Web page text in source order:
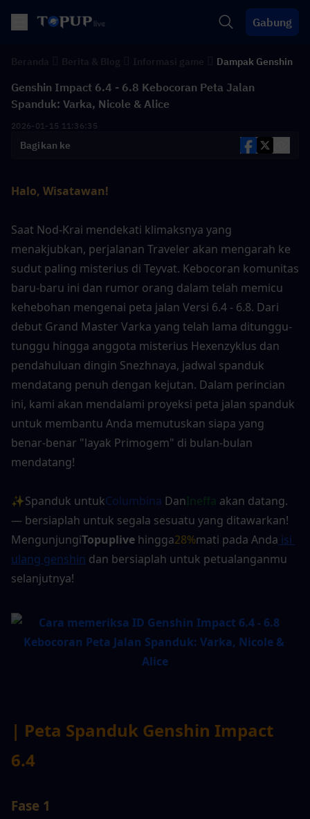
Gabung
Dampak Genshin
Genshin Impact 6.4 - 6.8 Kebocoran Peta Jalan
Spanduk: Varka, Nicole & Alice
2026-01-15 11:36:35
Bagikan ke
Halo, Wisatawan!
Saat Nod-Krai mendekati klimaksnya yang
menakjubkan, perjalanan Traveler akan mengarah ke
sudut paling misterius di Teyvat. Kebocoran komunitas
baru-baru ini dan rumor orang dalam telah memicu
kehebohan mengenai peta jalan Versi 6.4 - 6.8. Dari
debut Grand Master Varka yang telah lama ditunggu-
tunggu hingga anggota misterius Hexenzyklus dan
pendahuluan dingin Snezhnaya, jadwal spanduk
mendatang penuh dengan kejutan. Dalam perincian
ini, kami akan mendalami proyeksi peta jalan spanduk
untuk membantu Anda memutuskan siapa yang
benar-benar "layak Primogem" di bulan-bulan
mendatang!
✨Spanduk untukColumbina DanIneffa akan datang.
— bersiaplah untuk segala sesuatu yang ditawarkan!
MengunjungiTopuplive hingga28%mati pada Anda isi
ulang genshin dan bersiaplah untuk petualanganmu
selanjutnya!
| Peta Spanduk Genshin Impact
6.4
Fase 1